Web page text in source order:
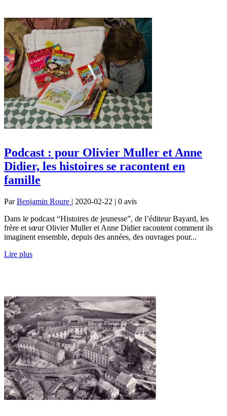
Podcast : pour Olivier Muller et Anne
Didier, les histoires se racontent en
famille
ParBenjamin Roure | 2020-02-22 | 0 avis
Dans le podcast “Histoires de jeunesse”, de l’éditeur Bayard, les
frère et sœur Olivier Muller et Anne Didier racontent comment ils
imaginent ensemble, depuis des années, des ouvrages pour...
Lire plus